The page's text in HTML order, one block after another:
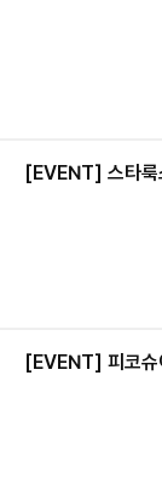
[EVENT] 스타룩
[EVENT] 피코슈